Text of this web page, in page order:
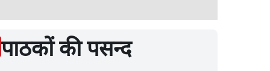
पाठकों की पसन्द